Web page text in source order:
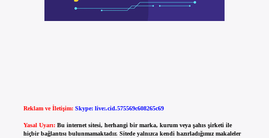
Reklam ve İletişim: Skype: live:.cid.575569c608265c69
Yasal Uyarı: Bu internet sitesi, herhangi bir marka, kurum veya şahıs şirketi ile
hiçbir bağlantısı bulunmamaktadır. Sitede yalnızca kendi hazırladığımız makaleler